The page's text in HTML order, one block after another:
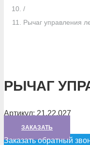
/
Рычаг управления
РЫЧАГ
Артикул: 21.22.027
ЗАКАЗАТЬ
Заказать обратный